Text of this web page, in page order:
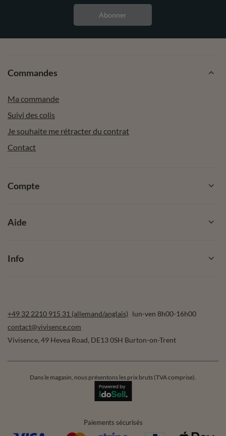
Abonner
Commandes
Ma commande
Suivi des colis
Je souhaite me rétracter du contrat
Contact
Compte
Aide
Info
+49 32 2210 915 31 (allemand/anglais) lun-ven 8h00-16h00
contact@vivisence.com
Vivisence, 49 Hevea Road, DE13 0SH Burton-on-Trent
Dans le magasin, nous présentons les prix bruts (TVA comprise).
Paiements sécurisés